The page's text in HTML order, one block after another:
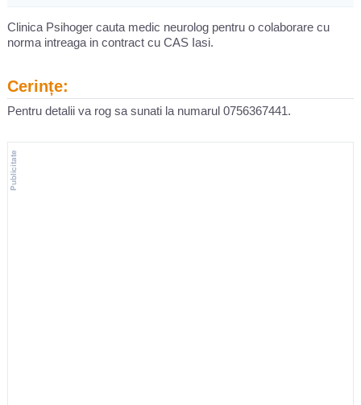
Clinica Psihoger cauta medic neurolog pentru o colaborare cu
norma intreaga in contract cu CAS Iasi.
Cerințe:
Pentru detalii va rog sa sunati la numarul 0756367441.